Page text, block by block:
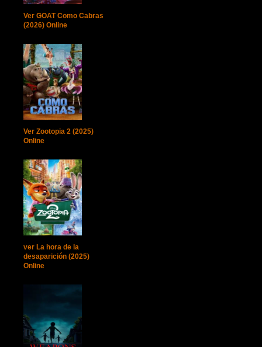
Ver GOAT Como Cabras
(2026) Online
Ver Zootopia 2 (2025)
Online
ver La hora de la
desaparición (2025)
Online